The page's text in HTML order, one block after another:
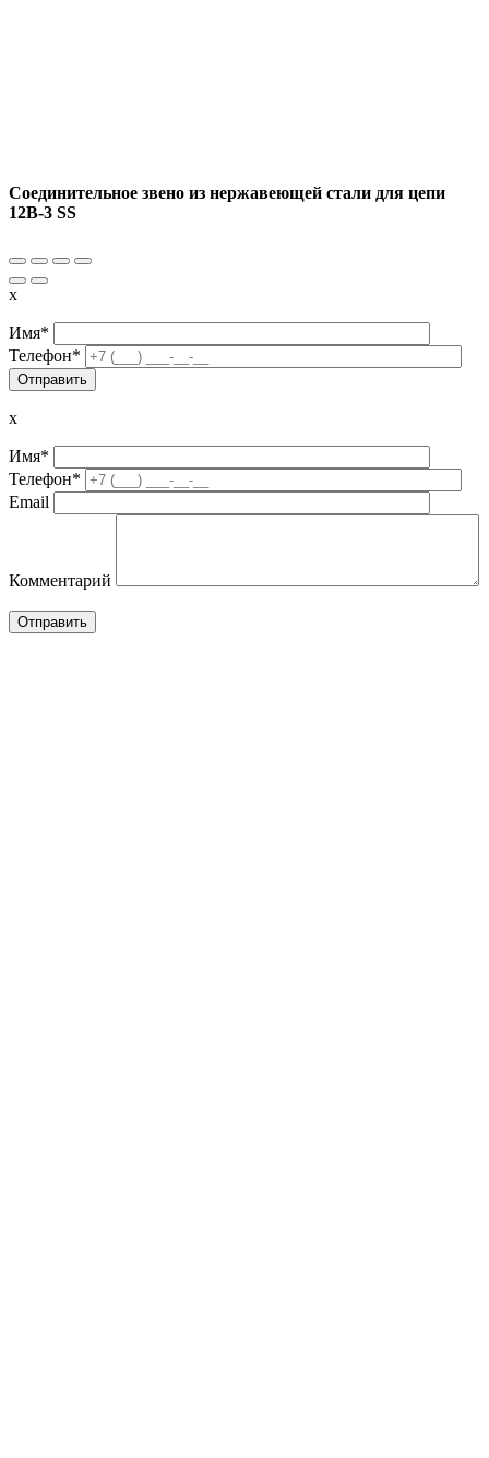
Соединительное звено из нержавеющей стали для цепи
12B-3 SS
x
Имя*
Телефон*
x
Имя*
Телефон*
Email
Комментарий